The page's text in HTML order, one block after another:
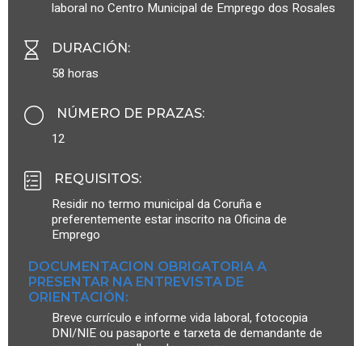
laboral no Centro Municipal de Emprego dos Rosales
DURACIÓN:
58 horas
NÚMERO DE PRAZAS:
12
REQUISITOS:
Residir no termo municipal da Coruña e
preferentemente estar inscrito na Oficina de
Emprego
DOCUMENTACION OBRIGATORIA A
PRESENTAR NA ENTREVISTA DE
ORIENTACIÓN:
Breve currículo e informe vida laboral, fotocopia
DNI/NIE ou pasaporte e tarxeta de demandante de